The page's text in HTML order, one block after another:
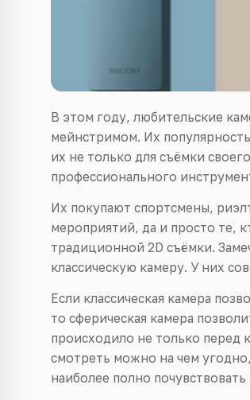
В этом году, любительские
мейнстримом. Их
их не только для съёмки
профессионального
Их покупают спортсмены,
мероприятий, да и просто те,
традиционной 2D съёмки.
классическую камеру. У них
Если классическая камера
то сферическая камера
происходило не только перед
смотреть можно на чем
наиболее полно